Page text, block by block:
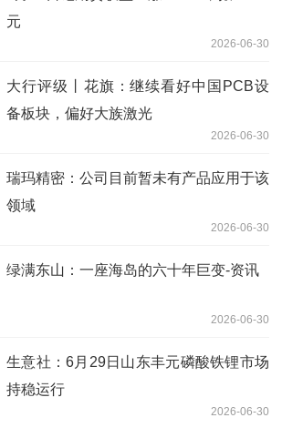
元
2026-06-30
大行评级丨花旗：继续看好中国PCB设
备板块，偏好大族激光
2026-06-30
瑞玛精密：公司目前暂未有产品应用于该
领域
2026-06-30
绿满东山：一座海岛的六十年巨变-资讯
2026-06-30
生意社：6月29日山东丰元磷酸铁锂市场
持稳运行
2026-06-30